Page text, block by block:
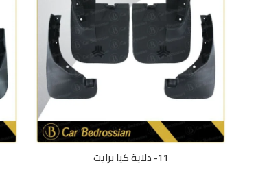
11- دلاية كيا برايت